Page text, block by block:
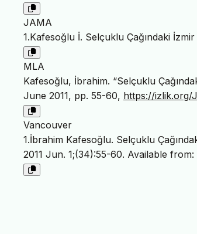
JAMA
1.Kafesoğlu İ. Selçuklu Çağındaki İzmir
MLA
Kafesoğlu, İbrahim. “Selçuklu
June 2011, pp. 55-60, https://izlik.org/
Vancouver
1.İbrahim Kafesoğlu. Selçuklu
2011 Jun. 1;(34):55-60. Available from: